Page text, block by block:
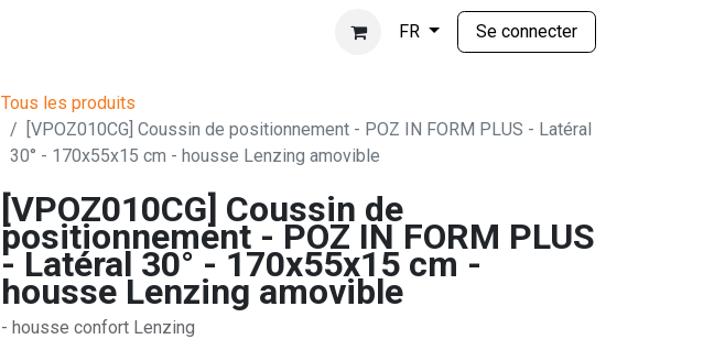
FR Se connecter
Tous les produits
[VPOZ010CG] Coussin de positionnement - POZ IN FORM PLUS - Latéral
30° - 170x55x15 cm - housse Lenzing amovible
[VPOZ010CG] Coussin de
positionnement - POZ IN FORM PLUS
- Latéral 30° - 170x55x15 cm -
housse Lenzing amovible
- housse confort Lenzing